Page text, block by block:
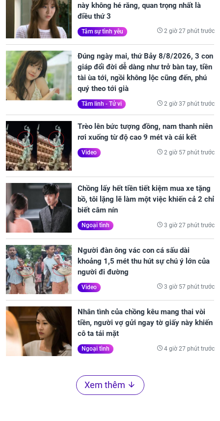
này không hé răng, quan trọng nhất là
điều thứ 3
Tâm sự tình yêu 2 giờ 27 phút trước
Đúng ngày mai, thứ Bảy 8/8/2026, 3 con
giáp đổi đời dễ dàng như trở bàn tay, tiền
tài ùa tới, ngồi không lộc cũng đến, phú
quý theo tới già
Tâm linh - Tử vi 2 giờ 37 phút trước
Trèo lên bức tượng đồng, nam thanh niên
rơi xuống từ độ cao 9 mét và cái kết
Video 2 giờ 57 phút trước
Chồng lấy hết tiền tiết kiệm mua xe tặng
bồ, tôi lặng lẽ làm một việc khiến cả 2 chỉ
biết câm nín
Ngoại tình 3 giờ 27 phút trước
Người đàn ông vác con cá sấu dài
khoảng 1,5 mét thu hút sự chú ý lớn của
người đi đường
Video 3 giờ 57 phút trước
Nhân tình của chồng kêu mang thai vòi
tiền, người vợ gửi ngay tờ giấy này khiến
cô ta tái mặt
Ngoại tình 4 giờ 27 phút trước
Xem thêm